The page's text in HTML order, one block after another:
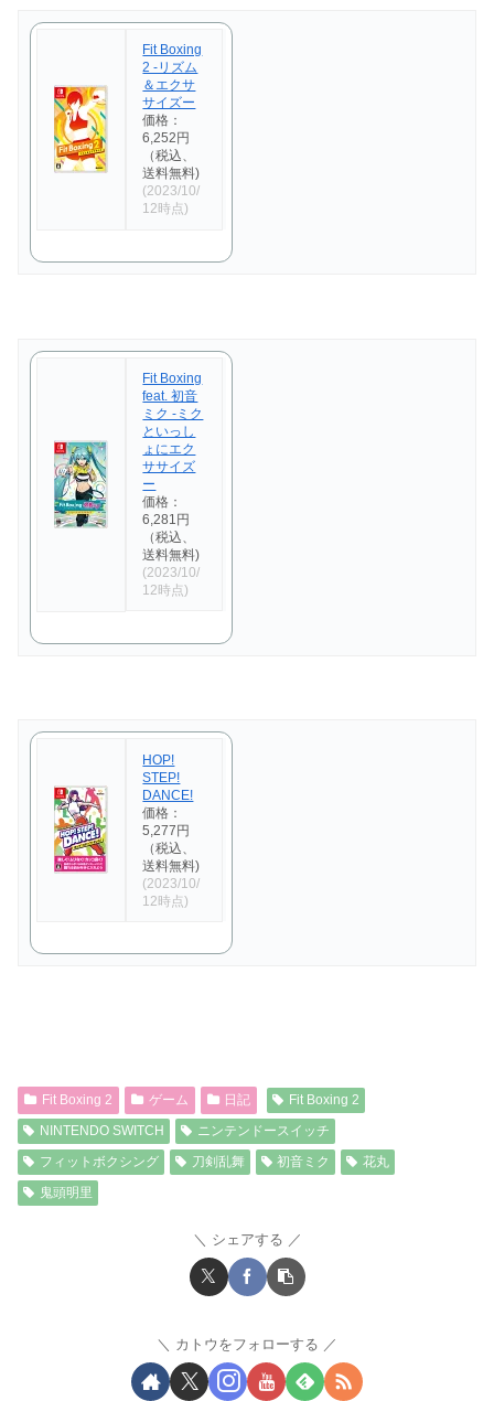
Fit Boxing
2 -リズム
＆エクサ
サイズー
価格：
6,252円
（税込、
送料無料)
(2023/10/
12時点)
Fit Boxing
feat. 初音
ミク -ミク
といっし
ょにエク
ササイズ
ー
価格：
6,281円
（税込、
送料無料)
(2023/10/
12時点)
HOP!
STEP!
DANCE!
価格：
5,277円
（税込、
送料無料)
(2023/10/
12時点)
Fit Boxing 2 ゲーム 日記
Fit Boxing 2
NINTENDO SWITCH
ニンテンドースイッチ
フィットボクシング
刀剣乱舞 初音ミク
花丸
鬼頭明里
シェアする
カトウをフォローする